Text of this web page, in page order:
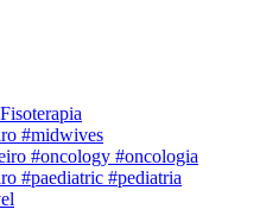
#midwives
#oncology #oncologia
#paediatric #pediatria